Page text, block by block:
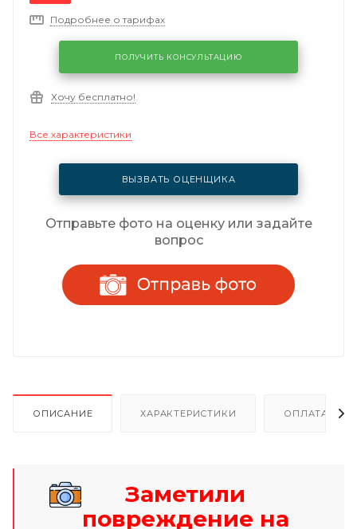
Подробнее о тарифах
ПОЛУЧИТЬ КОНСУЛЬТАЦИЮ
Хочу бесплатно!
Все характеристики
ВЫЗВАТЬ ОЦЕНЩИКА
Отправьте фото на оценку или задайте
вопрос
ОПИСАНИЕ ХАРАКТЕРИСТИКИ ОПЛАТА И
Заметили
повреждение на